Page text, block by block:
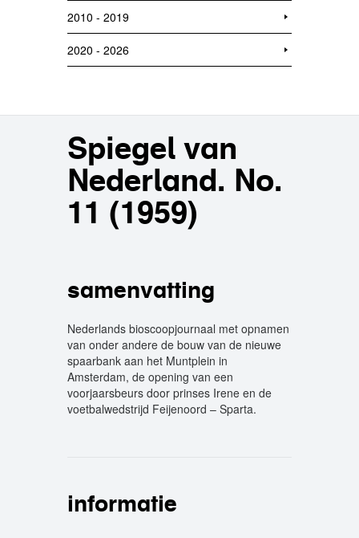
2010 - 2019
2020 - 2026
Spiegel van
Nederland. No.
11 (1959)
samenvatting
Nederlands bioscoopjournaal met opnamen
van onder andere de bouw van de nieuwe
spaarbank aan het Muntplein in
Amsterdam, de opening van een
voorjaarsbeurs door prinses Irene en de
voetbalwedstrijd Feijenoord – Sparta.
informatie